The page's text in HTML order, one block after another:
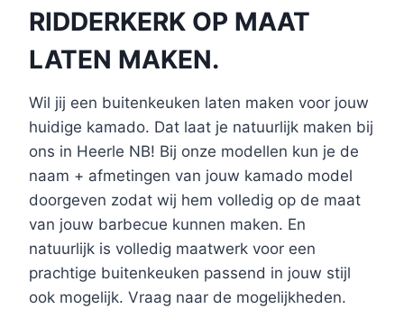
RIDDERKERK OP MAAT
LATEN MAKEN.
Wil jij een buitenkeuken laten maken voor jouw
huidige kamado. Dat laat je natuurlijk maken bij
ons in Heerle NB! Bij onze modellen kun je de
naam + afmetingen van jouw kamado model
doorgeven zodat wij hem volledig op de maat
van jouw barbecue kunnen maken. En
natuurlijk is volledig maatwerk voor een
prachtige buitenkeuken passend in jouw stijl
ook mogelijk. Vraag naar de mogelijkheden.